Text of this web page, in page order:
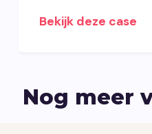
Bekijk deze case
Nog meer